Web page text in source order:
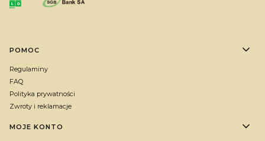
Linki w stopce
POMOC
Regulaminy
FAQ
Polityka prywatności
Zwroty i reklamacje
MOJE KONTO